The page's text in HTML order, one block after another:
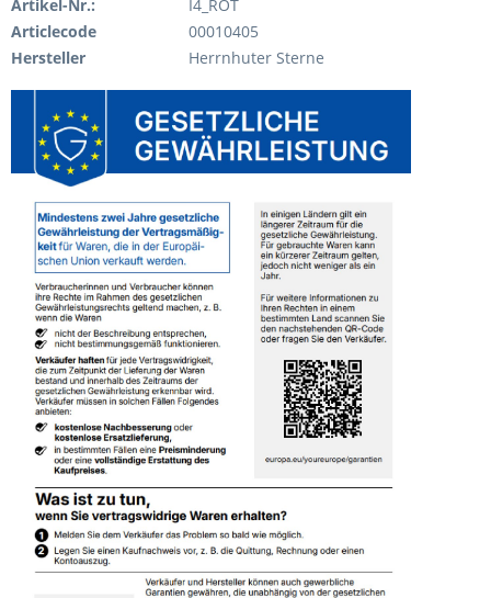
Artikel-Nr.:
I4_ROT
Articlecode
00010405
Hersteller
Herrnhuter Sterne